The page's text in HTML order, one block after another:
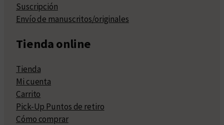
Suscripción
Envío de manuscritos/originales
Tienda online
Tienda
Mi cuenta
Carrito
Pick-Up Puntos de retiro
Cómo comprar